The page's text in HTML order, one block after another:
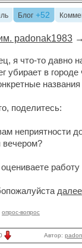
Блог +52
padonak1983
я что-то давно
убирает в
поделитесь:
неприятности
вечером?
опрос-вопрос
Автор: